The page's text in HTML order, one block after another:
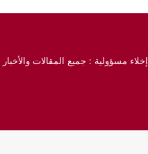
إخلاء مسؤولية : جميع المقالات